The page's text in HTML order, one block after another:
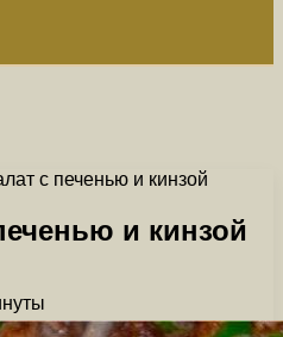
с печенью и кинзой
и кинзой